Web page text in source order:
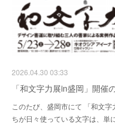
2026.04.30 03:33
「和文字力展in盛岡」開催
このたび、盛岡市にて 「和文
ちが日々使っている文字は、